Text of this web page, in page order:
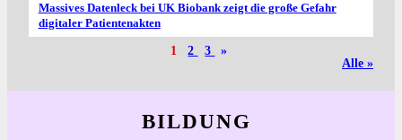
Massives Datenleck bei UK Biobank zeigt die große Gefahr
digitaler Patientenakten
1 2 3
»
Alle »
BILDUNG